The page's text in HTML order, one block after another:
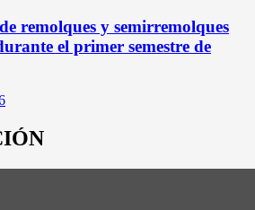
remolques y semirremolques
el primer semestre de